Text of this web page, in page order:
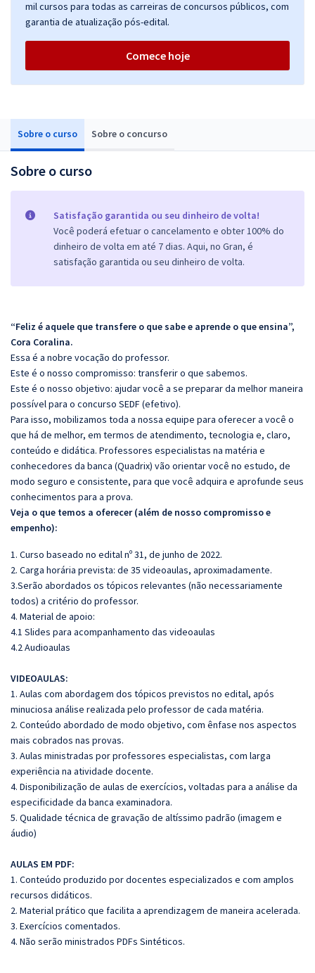
Sobre o curso Sobre o concurso
Sobre o curso
Satisfação garantida ou seu dinheiro de volta!
Você poderá efetuar o cancelamento e obter 100% do
dinheiro de volta em até 7 dias. Aqui, no Gran, é
satisfação garantida ou seu dinheiro de volta.
“Feliz é aquele que transfere o que sabe e aprende o que ensina”,
Cora Coralina.
Essa é a nobre vocação do professor.
Este é o nosso compromisso: transferir o que sabemos.
Este é o nosso objetivo: ajudar você a se preparar da melhor maneira
possível para o concurso SEDF (efetivo).
Para isso, mobilizamos toda a nossa equipe para oferecer a você o
que há de melhor, em termos de atendimento, tecnologia e, claro,
conteúdo e didática. Professores especialistas na matéria e
conhecedores da banca (Quadrix) vão orientar você no estudo, de
modo seguro e consistente, para que você adquira e aprofunde seus
conhecimentos para a prova.
Veja o que temos a oferecer (além de nosso compromisso e
empenho):
1. Curso baseado no edital nº 31, de junho de 2022.
2. Carga horária prevista: de 35 videoaulas, aproximadamente.
3.Serão abordados os tópicos relevantes (não necessariamente
todos) a critério do professor.
4. Material de apoio:
4.1 Slides para acompanhamento das videoaulas
4.2 Audioaulas
VIDEOAULAS:
1. Aulas com abordagem dos tópicos previstos no edital, após
minuciosa análise realizada pelo professor de cada matéria.
2. Conteúdo abordado de modo objetivo, com ênfase nos aspectos
mais cobrados nas provas.
3. Aulas ministradas por professores especialistas, com larga
experiência na atividade docente.
4. Disponibilização de aulas de exercícios, voltadas para a análise da
especificidade da banca examinadora.
5. Qualidade técnica de gravação de altíssimo padrão (imagem e
áudio)
AULAS EM PDF:
1. Conteúdo produzido por docentes especializados e com amplos
recursos didáticos.
2. Material prático que facilita a aprendizagem de maneira acelerada.
3. Exercícios comentados.
4. Não serão ministrados PDFs Sintéticos.
mil cursos para todas as carreiras de concursos públicos, com
garantia de atualização pós-edital.
Comece hoje